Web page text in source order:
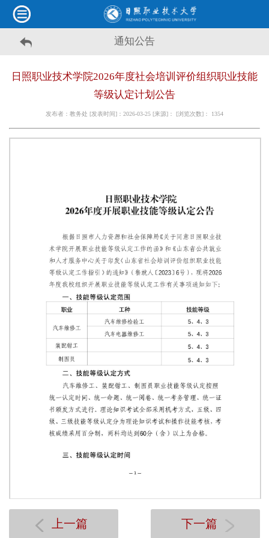
通知公告
日照职业技术学院2026年度社会培训评价组织职业技能
等级认定计划公告
发布者：教务处 [发表时间]：2026-03-25 [来源]： [浏览次数]： 1354
上一篇 下一篇